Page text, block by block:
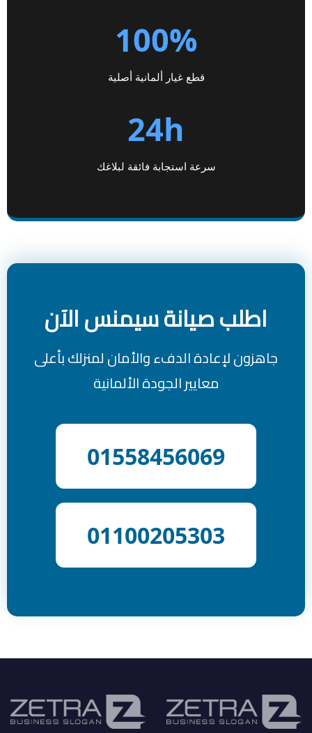
100%
قطع غيار ألمانية أصلية
24h
سرعة استجابة فائقة لبلاغك
اطلب صيانة سيمنس الآن
جاهزون لإعادة الدفء والأمان لمنزلك بأعلى
معايير الجودة الألمانية
01558456069
01100205303